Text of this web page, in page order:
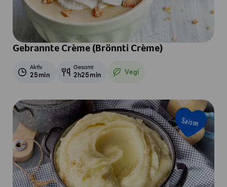
Gebrannte Crème (Brönnti Crème)
Aktiv
25min
Gesamt
2h25min Vegi
Vegetarisch
Saison